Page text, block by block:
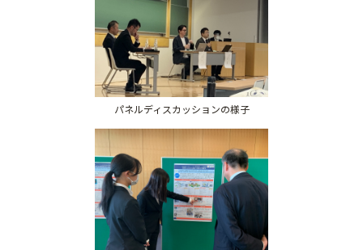
パネルディスカッションの様子